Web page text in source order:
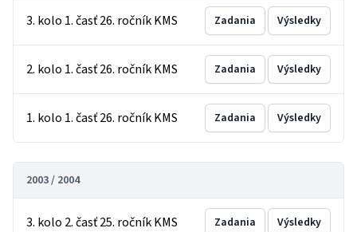
3. kolo 1. časť 26. ročník KMS Zadania Výsledky
2. kolo 1. časť 26. ročník KMS Zadania Výsledky
1. kolo 1. časť 26. ročník KMS Zadania Výsledky
2003 / 2004
3. kolo 2. časť 25. ročník KMS Zadania Výsledky